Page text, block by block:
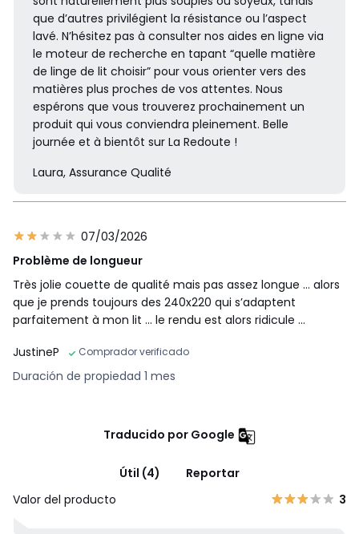
que d’autres privilégient la résistance ou l’aspect
lavé. N’hésitez pas à consulter nos aides en ligne via
le moteur de recherche en tapant “quelle matière
de linge de lit choisir” pour vous orienter vers des
matières plus proches de vos attentes. Nous
espérons que vous trouverez prochainement un
produit qui vous conviendra pleinement. Belle
journée et à bientôt sur La Redoute !
Laura, Assurance Qualité
07/03/2026
Problème de longueur
Très jolie couette de qualité mais pas assez longue … alors
que je prends toujours des 240x220 qui s’adaptent
parfaitement à mon lit … le rendu est alors ridicule …
JustineP
Comprador verificado
Duración de propiedad 1 mes
Traducido por Google
Útil (4)
Reportar
Valor del producto
3